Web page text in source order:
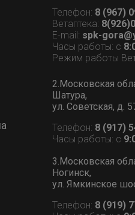
Телефон: 8 (967)
Ветаптека:
E-mail: spk-
Часы работы: с
Режим работы
2.Московская
Шатура,
ул. Советская, д.
Телефон: 8 (917)
Часы работы: с
3.Московская
Ногинск,
ул. Ямкинское
Телефон: 8 (919)